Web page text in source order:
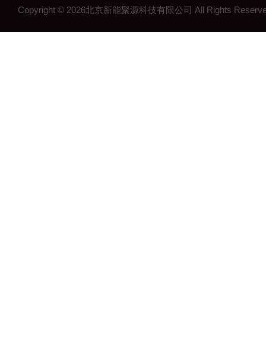
Copyright © 2026北京新能聚源科技有限公司 All Rights